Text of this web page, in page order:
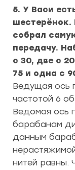
5. У Васи
шестерёнок.
собрал
передачу.
с 30, две с
75 и одна с
Ведущая ось
частотой 6
Ведомая ось
барабанам
данным
нитей равны.